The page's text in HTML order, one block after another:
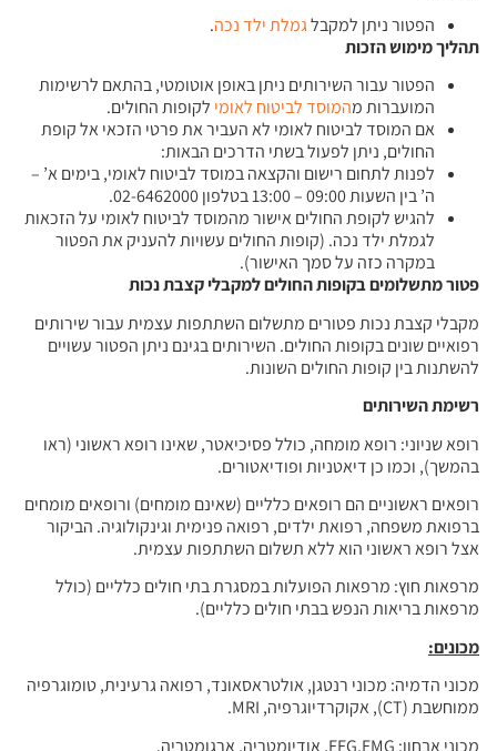
הפטור ניתן למקבלגמלת ילד נכה.
תהליך מימוש הזכות
הפטור עבור השירותים ניתן באופן אוטומטי, בהתאם לרשימות
המועברות מהמוסד לביטוח לאומי לקופות החולים.
אם המוסד לביטוח לאומי לא העביר את פרטי הזכאי אל קופת
החולים, ניתן לפעול בשתי הדרכים הבאות:
לפנות לתחום רישום והקצאה במוסד לביטוח לאומי, בימים א’ –
ה’ בין השעות 09:00 – 13:00 בטלפון 02-6462000.
להגיש לקופת החולים אישור מהמוסד לביטוח לאומי על הזכאות
לגמלת ילד נכה. (קופות החולים עשויות להעניק את הפטור
במקרה כזה על סמך האישור).
פטור מתשלומים בקופות החולים למקבלי קצבת נכות
מקבלי קצבת נכות פטורים מתשלום השתתפות עצמית עבור שירותים
רפואיים שונים בקופות החולים. השירותים בגינם ניתן הפטור עשויים
להשתנות בין קופות החולים השונות.
רשימת השירותים
רופא שניוני: רופא מומחה, כולל פסיכיאטר, שאינו רופא ראשוני (ראו
בהמשך), וכמו כן דיאטניות ופודיאטורים.
רופאים ראשוניים הם רופאים כלליים (שאינם מומחים) ורופאים מומחים
ברפואת משפחה, רפואת ילדים, רפואה פנימית וגינקולוגיה. הביקור
אצל רופא ראשוני הוא ללא תשלום השתתפות עצמית.
מרפאות חוץ: מרפאות הפועלות במסגרת בתי חולים כלליים (כולל
מרפאות בריאות הנפש בבתי חולים כלליים).
מכונים:
מכוני הדמיה: מכוני רנטגן, אולטראסאונד, רפואה גרעינית, טומוגרפיה
ממוחשבת (CT), אקוקרדיוגרפיה, MRI.
מכוני אבחון: EEG,EMG, אודיומטריה, ארגומטריה.